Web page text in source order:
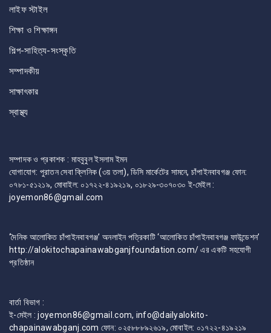
লাইফ স্টাইল
শিক্ষা ও শিক্ষাঙ্গন
শিল্প-সাহিত্য-সংস্কৃতি
সম্পাদকীয়
সাক্ষাৎকার
স্বাস্থ্য
সম্পাদক ও প্রকাশক : মাহবুবুল ইসলাম ইমন
যোগাযোগ: পুরাতন সেবা ক্লিনিক (৩য় তলা), ডিসি মার্কেটের সামনে, চাঁপাইনবাবগঞ্জ ফোন:
০৭৮১-৫১২১৯, মোবাইল: ০১৭২২-৪১৯২১৯, ০১৮২৯-৩০৭০৩০ ই-মেইল :
joyemon86@gmail.com
‘দৈনিক আলোকিত চাঁপাইনবাবগঞ্জ’ অনলাইন পত্রিকাটি ‘আলোকিত চাঁপাইনবাবগঞ্জ ফাউন্ডেশন’
http://alokitochapainawabganjfoundation.com/ এর একটি সহযোগী
প্রতিষ্ঠান
বার্তা বিভাগ :
ই-মেইল : joyemon86@gmail.com, info@dailyalokito-
chapainawabganj.com ফোন: ০২৫৮৮৮৯২৬১৯, মোবাইল: ০১৭২২-৪১৯২১৯